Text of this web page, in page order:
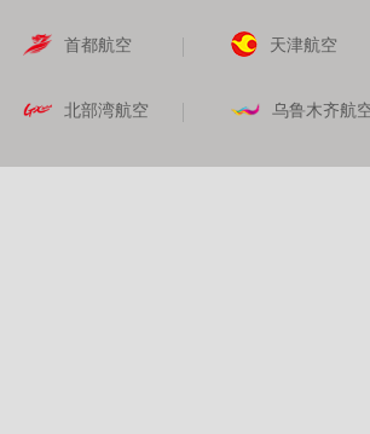
首都航空 天津航空
北部湾航空 乌鲁木齐航